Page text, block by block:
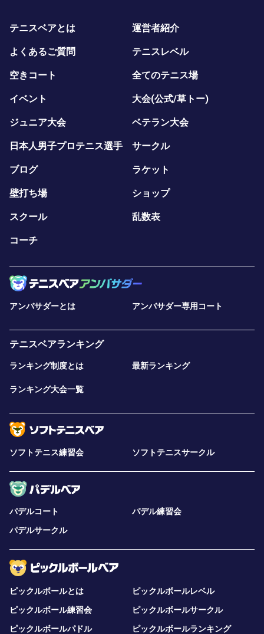
テニスベアとは 運営者紹介
よくあるご質問 テニスレベル
空きコート 全てのテニス場
イベント 大会(公式/草トー)
ジュニア大会 ベテラン大会
日本人男子プロテニス選手 サークル
ブログ ラケット
壁打ち場 ショップ
スクール 乱数表
コーチ
アンバサダーとは アンバサダー専用コート
テニスベアランキング
ランキング制度とは 最新ランキング
ランキング大会一覧
ソフトテニス練習会 ソフトテニスサークル
パデルコート
パデル練習会
パデルサークル
ピックルボールとは
ピックルボールレベル
ピックルボール練習会
ピックルボールサークル
ピックルボールパドル
ピックルボールランキング